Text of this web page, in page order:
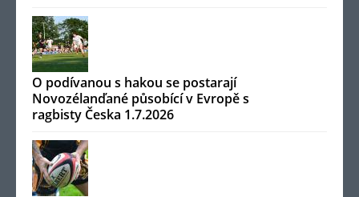
O podívanou s hakou se postarají
Novozélanďané působící v Evropě s
ragbisty Česka 1.7.2026